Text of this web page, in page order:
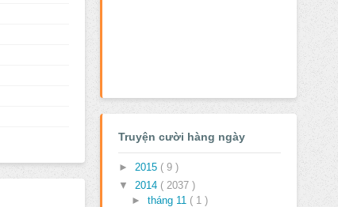
Truyện cười hàng ngày
► 2015 ( 9 )
▼ 2014 ( 2037 )
► tháng 11 ( 1 )